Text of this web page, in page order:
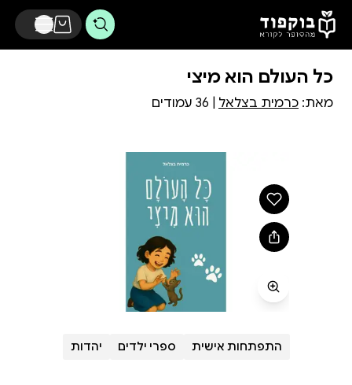
דלג לתוכן הראשי
כל העולם הוא מיצי
מאת: כרמית בצלאל
התפתחות אישית ספרי ילדים יהדות